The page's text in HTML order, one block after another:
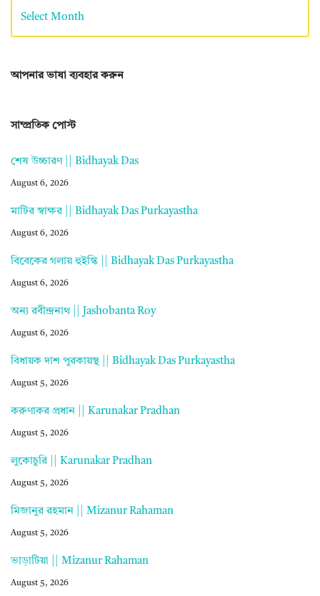
আপনার ভাষা ব্যবহার করুন
সাম্প্রতিক পোস্ট
শেষ উচ্চারণ || Bidhayak Das
August 6, 2026
মাটির স্বাক্ষর || Bidhayak Das Purkayastha
August 6, 2026
বিবেকের গলায় হুইস্কি || Bidhayak Das Purkayastha
August 6, 2026
অন্য রবীন্দ্রনাথ || Jashobanta Roy
August 6, 2026
বিধায়ক দাশ পুরকায়স্থ || Bidhayak Das Purkayastha
August 5, 2026
করুণাকর প্রধান || Karunakar Pradhan
August 5, 2026
লুকোচুরি || Karunakar Pradhan
August 5, 2026
মিজানুর রহমান || Mizanur Rahaman
August 5, 2026
ভাড়াটিয়া || Mizanur Rahaman
August 5, 2026